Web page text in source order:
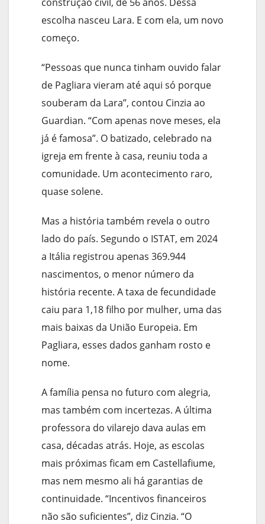
escolha nasceu Lara. E com ela, um novo
começo.
“Pessoas que nunca tinham ouvido falar
de Pagliara vieram até aqui só porque
souberam da Lara”, contou Cinzia ao
Guardian. “Com apenas nove meses, ela
já é famosa”. O batizado, celebrado na
igreja em frente à casa, reuniu toda a
comunidade. Um acontecimento raro,
quase solene.
Mas a história também revela o outro
lado do país. Segundo o ISTAT, em 2024
a Itália registrou apenas 369.944
nascimentos, o menor número da
história recente. A taxa de fecundidade
caiu para 1,18 filho por mulher, uma das
mais baixas da União Europeia. Em
Pagliara, esses dados ganham rosto e
nome.
A família pensa no futuro com alegria,
mas também com incertezas. A última
professora do vilarejo dava aulas em
casa, décadas atrás. Hoje, as escolas
mais próximas ficam em Castellafiume,
mas nem mesmo ali há garantias de
continuidade. “Incentivos financeiros
não são suficientes”, diz Cinzia. “O